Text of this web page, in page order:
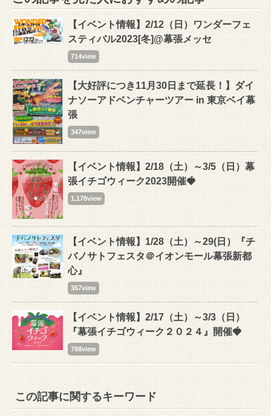
【イベント情報】2/12（日）ワンダーフェ
スティバル2023[冬]@幕張メッセ
714view
【大好評につき11月30日まで延長！】ダイ
ナソーアドベンチャーツアー in 東京ベイ幕
張
347view
【イベント情報】2/18（土）～3/5（日）幕
張イチゴウィーク2023開催🍓
1,178view
【イベント情報】1/28（土）～29(日）『チ
バノサトフェスタ＠イオンモール幕張新都
心』
367view
【イベント情報】2/17（土）～3/3（日）
『幕張イチゴウィーク２０２４』開催🍓
788view
この記事に関するキーワード